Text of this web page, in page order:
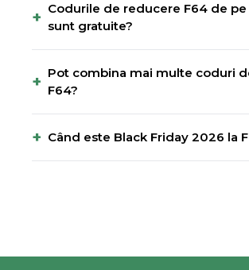
+ Codurile de reducere F64 de
sunt gratuite?
+ Pot combina mai multe coduri
F64?
+ Când este Black Friday 2026 la